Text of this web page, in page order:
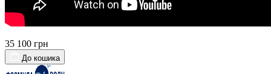
35 100 грн
До кошика